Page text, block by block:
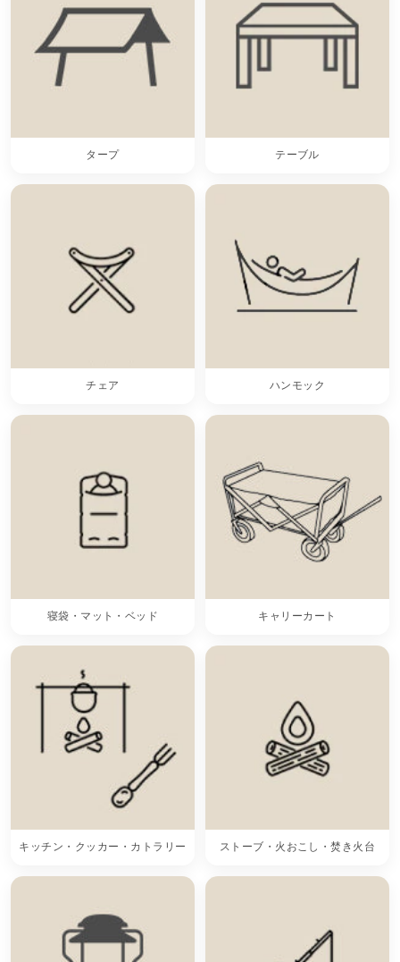
タープ テーブル
チェア ハンモック
寝袋・マット・ベッド キャリーカート
キッチン・クッカー・カトラリー ストーブ・火おこし・焚き火台